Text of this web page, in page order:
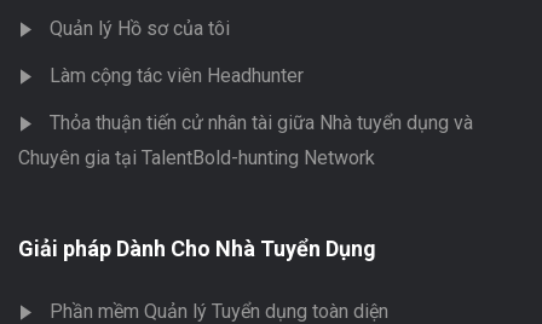
Quản lý Hồ sơ của tôi
Làm cộng tác viên Headhunter
Thỏa thuận tiến cử nhân tài giữa Nhà tuyển dụng và
Chuyên gia tại TalentBold-hunting Network
Giải pháp Dành Cho Nhà Tuyển Dụng
Phần mềm Quản lý Tuyển dụng toàn diện